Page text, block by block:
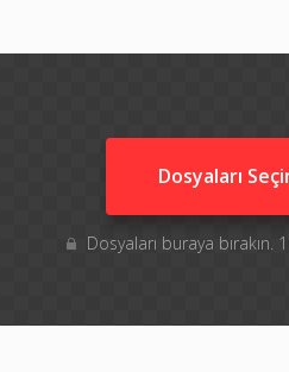
Dosyaları
Dosyaları buraya